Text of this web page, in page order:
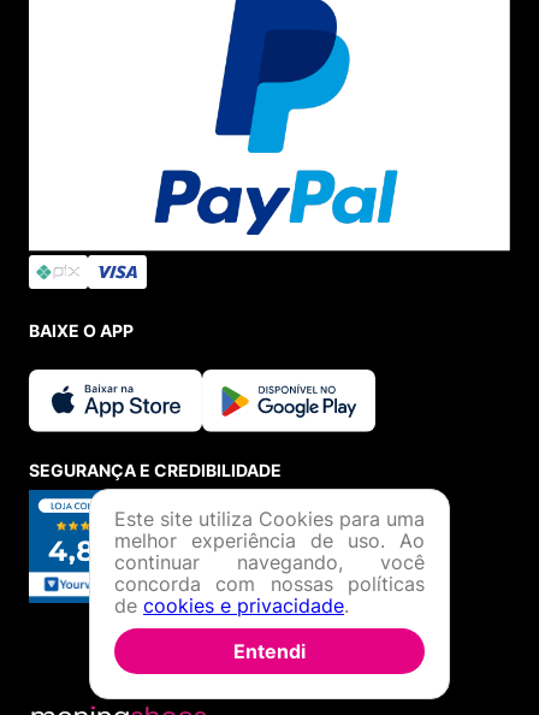
BAIXE O APP
SEGURANÇA E CREDIBILIDADE
Este site utiliza Cookies para uma
melhor experiência de uso. Ao
continuar navegando, você
concorda com nossas políticas
de cookies e privacidade.
Entendi